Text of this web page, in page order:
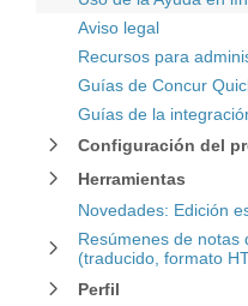
Aviso legal
Recursos para
Guías de Concur
Guías de la
Configuración del
Herramientas
Novedades: Edición
Resúmenes de notas
(traducido, formato
Perfil